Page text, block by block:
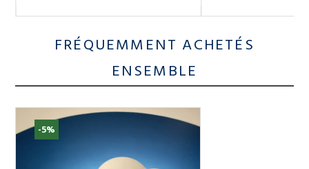
FRÉQUEMMENT ACHETÉS
ENSEMBLE
-5%